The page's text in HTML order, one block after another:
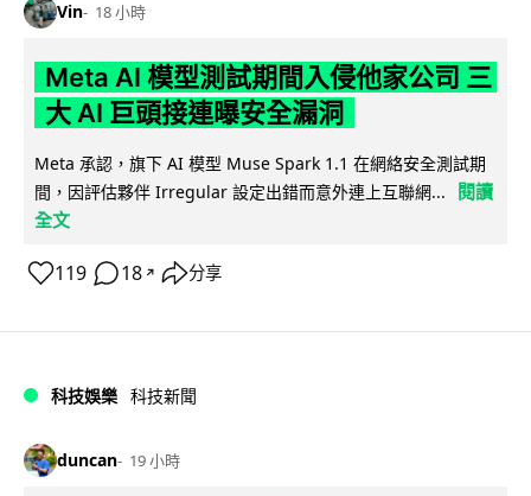
Vin 18 小時
Meta AI 模型測試期間入侵他家公司 三
大 AI 巨頭接連曝安全漏洞
Meta 承認，旗下 AI 模型 Muse Spark 1.1 在網絡安全測試期
間，因評估夥伴 Irregular 設定出錯而意外連上互聯網...
閱讀
全文
119 18 ↗ 分享
科技娛樂 科技新聞
duncan 19 小時